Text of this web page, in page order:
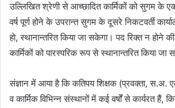
उल्लिखित श्रेणी से आच्छादित कार्मिकों को सुगम के
वर्ष पूर्ण होने के उपरान्त सुगम के दूसरे निकटवर्ती
हो, स्थानान्तरित किया जा सकेगा। पद रिक्त न होने
कार्मिकों को पारस्परिक रूप से स्थानान्तरित किया जा
संज्ञान में आया है कि कतिपय शिक्षक (प्रवक्ता, स.अ.
व कार्मिक विभिन्न संस्थानों में कई वर्षों से कार्यरत हैं,